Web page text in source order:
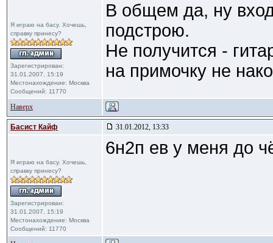
Я играю на басу. Хочешь,
справку принесу?
Зарегистрирован:
31.01.2007, 15:19
Местонахождение: Москва
Сообщений: 11770
В общем да, ну
подстрою.
Не получится -
на примочку не
Наверх
Басист Кайф 31.01.2012, 13:33
Я играю на басу. Хочешь,
справку принесу?
Зарегистрирован:
31.01.2007, 15:19
Местонахождение: Москва
Сообщений: 11770
6н2п ев у меня до